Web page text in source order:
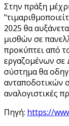
Στην πράξη
2025 θα
μισθών σε
προκύπτει από
εργαζομένων σε
σύστημα θα
ανταποδοτικών
αναλογιστικές
Πηγή: https://